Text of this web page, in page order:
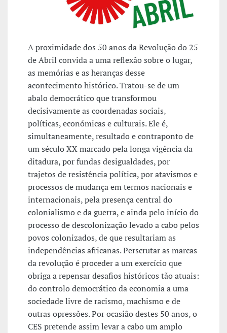
A proximidade dos 50 anos da Revolução do 25
de Abril convida a uma reflexão sobre o lugar,
as memórias e as heranças desse
acontecimento histórico. Tratou-se de um
abalo democrático que transformou
decisivamente as coordenadas sociais,
políticas, económicas e culturais. Ele é,
simultaneamente, resultado e contraponto de
um século XX marcado pela longa vigência da
ditadura, por fundas desigualdades, por
trajetos de resistência política, por atavismos e
processos de mudança em termos nacionais e
internacionais, pela presença central do
colonialismo e da guerra, e ainda pelo início do
processo de descolonização levado a cabo pelos
povos colonizados, de que resultariam as
independências africanas. Perscrutar as marcas
da revolução é proceder a um exercício que
obriga a repensar desafios históricos tão atuais:
do controlo democrático da economia a uma
sociedade livre de racismo, machismo e de
outras opressões. Por ocasião destes 50 anos, o
CES pretende assim levar a cabo um amplo